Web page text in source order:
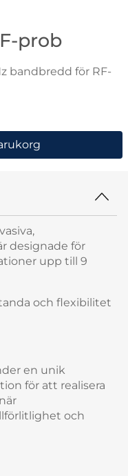
prob
bandbredd för RF-
914 RF-prob
designade för
upp till 9
och flexibilitet
en unik
för att realisera
och